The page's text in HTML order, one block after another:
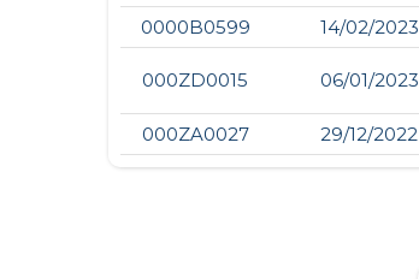
0000B0599
14/02/2023
000ZD0015 06/01/2023
000ZA0027 29/12/2022